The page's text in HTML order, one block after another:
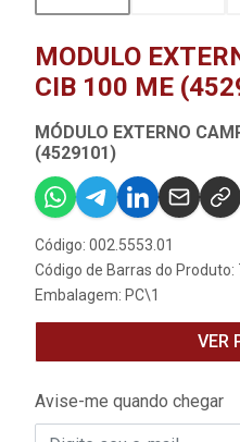
MODULO
CIB 100 ME
MÓDULO EXTERNO
(4529101)
Código: 002.5553.01
Código de Barras do
Embalagem: PC\1
VER
Avise-me quando chegar